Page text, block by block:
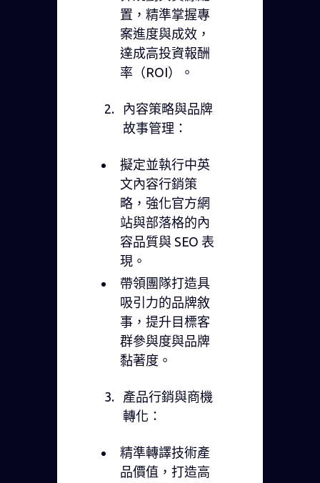
置，精準掌握專
案進度與成效，
達成高投資報酬
率（ROI）。
內容策略與品牌
故事管理：
擬定並執行中英
文內容行銷策
略，強化官方網
站與部落格的內
容品質與 SEO 表
現。
帶領團隊打造具
吸引力的品牌敘
事，提升目標客
群參與度與品牌
黏著度。
產品行銷與商機
轉化：
精準轉譯技術產
品價值，打造高